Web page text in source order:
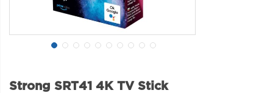
Strong SRT41 4K TV Stick